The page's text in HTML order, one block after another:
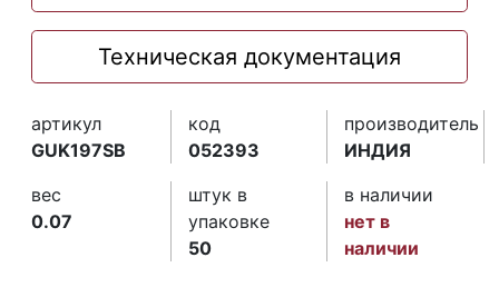
Техническая документация
артикул
GUK197SB
код
052393
производитель
ИНДИЯ
вес
0.07
штук в
упаковке
50
в наличии
нет в
наличии